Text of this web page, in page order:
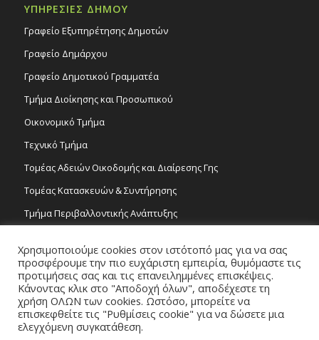
ΥΠΗΡΕΣΙΕΣ ΔΗΜΟΥ
Γραφείο Εξυπηρέτησης Δημοτών
Γραφείο Δημάρχου
Γραφείο Δημοτικού Γραμματέα
Τμήμα Διοίκησης και Προσωπικού
Οικονομικό Τμήμα
Τεχνικό Τμήμα
Τομέας Αδειών Οικοδομής και Διαίρεσης Γης
Τομέας Κατασκευών & Συντήρησης
Τμήμα Περιβαλλοντικής Ανάπτυξης
Τομέας Γραμμάτων και Τεχνών
Τροχονομία
Χρησιμοποιούμε cookies στον ιστότοπό μας για να σας
προσφέρουμε την πιο ευχάριστη εμπειρία, θυμόμαστε τις
προτιμήσεις σας και τις επανειλημμένες επισκέψεις.
Κάνοντας κλικ στο "Αποδοχή όλων", αποδέχεστε τη
χρήση ΟΛΩΝ των cookies. Ωστόσο, μπορείτε να
επισκεφθείτε τις "Ρυθμίσεις cookie" για να δώσετε μια
ελεγχόμενη συγκατάθεση.